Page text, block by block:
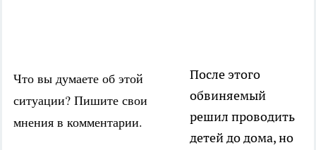
Что вы думаете об этой
ситуации? Пишите свои
мнения в комментарии.
После этого
обвиняемый
решил проводить
детей до дома, но